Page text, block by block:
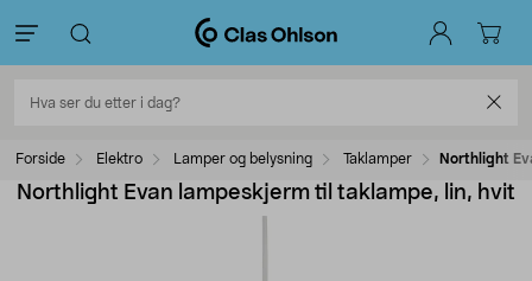
Forside Elektro Lamper og belysning Taklamper Northlight
Northlight Evan lampeskjerm til taklampe, lin, hvit